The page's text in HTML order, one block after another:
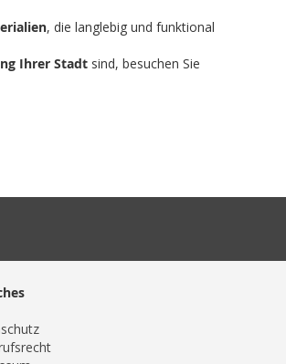
, die langlebig und funktional
Ihrer Stadt sind, besuchen Sie